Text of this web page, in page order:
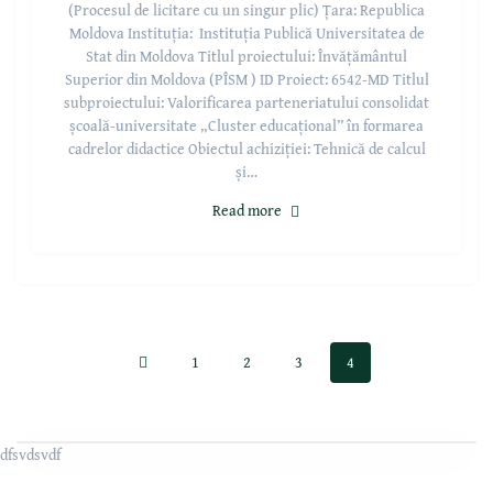
(Procesul de licitare cu un singur plic) Țara: Republica
Moldova Instituția: Instituția Publică Universitatea de
Stat din Moldova Titlul proiectului: Învățământul
Superior din Moldova (PÎSM ) ID Proiect: 6542-MD Titlul
subproiectului: Valorificarea parteneriatului consolidat
școală-universitate „Cluster educațional” în formarea
cadrelor didactice Obiectul achiziției: Tehnică de calcul
și…
Read more
1 2 3 4
dfsvdsvdf